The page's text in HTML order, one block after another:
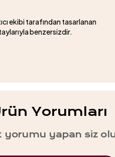
ekibi tarafından tasarlanan
benzersizdir.
Yorumları
yorumu yapan siz